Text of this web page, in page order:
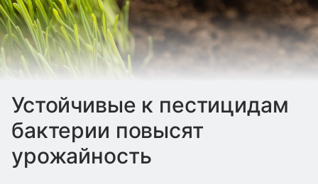
Устойчивые к пестицидам
бактерии повысят
урожайность